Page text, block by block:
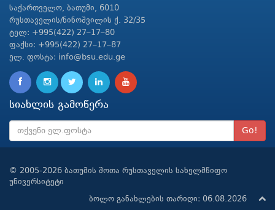
საქართველო, ბათუმი, 6010
რუსთაველის/ნინოშვილის ქ. 32/35
ტელ: +995(422) 27–17–80
ფაქსი: +995(422) 27–17–87
ელ. ფოსტა: info@bsu.edu.ge
სიახლის გამოწერა
Go!
© 2005-2026 ბათუმის შოთა რუსთაველის სახელმწიფო
უნივერსიტეტი
ბოლო განახლების თარიღი: 06.08.2026